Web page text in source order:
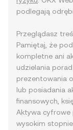
podlegają
Przeglądasz
Pamiętaj, że
kompletne ani
udzielania
prezentowania
lub posiadania
finansowych,
Aktywa cyfrowe
wysokim